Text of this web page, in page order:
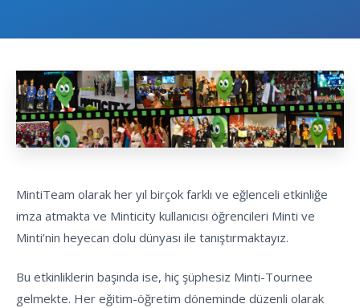
MintiTeam olarak her yıl birçok farklı ve eğlenceli etkinliğe
imza atmakta ve Minticity kullanıcısı öğrencileri Minti ve
Minti’nin heyecan dolu dünyası ile tanıştırmaktayız.
Bu etkinliklerin başında ise, hiç şüphesiz Minti-Tournee
gelmekte. Her eğitim-öğretim döneminde düzenli olarak